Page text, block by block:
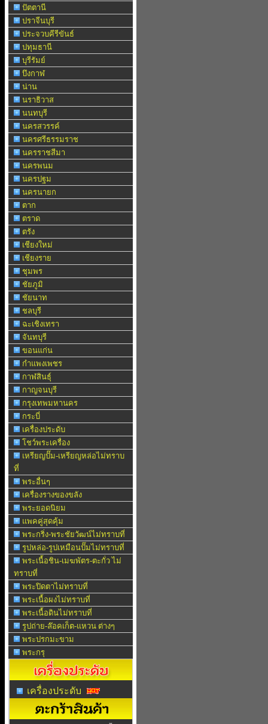
ปัตตานี
ปราจีนบุรี
ประจวบคีรีขันธ์
ปทุมธานี
บุรีรัมย์
บึงกาฬ
น่าน
นราธิวาส
นนทบุรี
นครสวรรค์
นครศรีธรรมราช
นครราชสีมา
นครพนม
นครปฐม
นครนายก
ตาก
ตราด
ตรัง
เชียงใหม่
เชียงราย
ชุมพร
ชัยภูมิ
ชัยนาท
ชลบุรี
ฉะเชิงเทรา
จันทบุรี
ขอนแก่น
กำแพงเพชร
กาฬสินธุ์
กาญจนบุรี
กรุงเทพมหานคร
กระบี่
เครื่องประดับ
โชว์พระเครื่อง
เหรียญปั๊ม-เหรียญหล่อไม่ทราบ
ที่
พระอื่นๆ
เครื่องรางของขลัง
พระยอดนิยม
แพคคู่สุดคุ้ม
พระกริ่ง-พระชัยวัฒน์ไม่ทราบที่
รูปหล่อ-รูปเหมือนปั๊มไม่ทราบที่
พระเนื้อชิน-เมฆพัตร-ตะกั่ว ไม่
ทราบที่
พระปิดตาไม่ทราบที่
พระเนื้อผงไม่ทราบที่
พระเนื้อดินไม่ทราบที่
รูปถ่าย-ล๊อคเก็ต-แหวน ต่างๆ
พระปรกมะขาม
พระกรุ
เครื่องประดับ